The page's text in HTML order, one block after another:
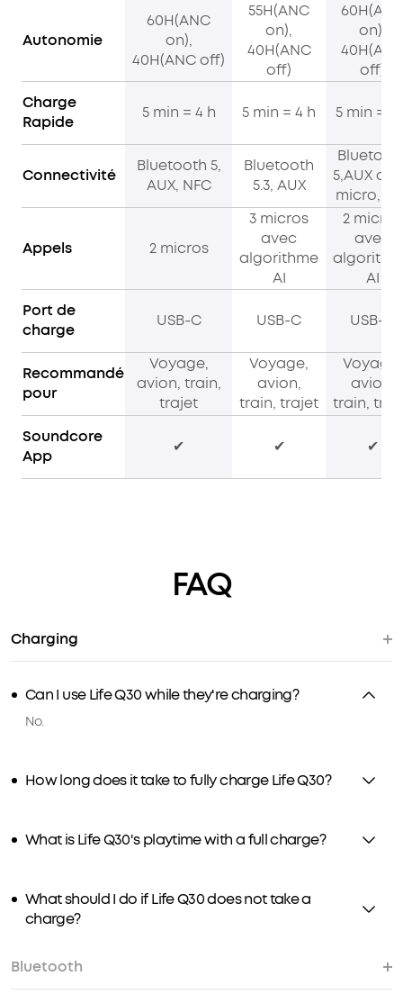
Autonomie
60H(ANC
on),
40H(ANC off)
55H(ANC
on),
40H(ANC
off)
on),
off)
Charge
Rapide
5 min = 4 h 5 min = 4 h 5 min = 4
Connectivité
Bluetooth 5,
AUX, NFC
Bluetooth
5.3, AUX
5,AUX
Appels 2 micros
3 micros
avec
algorithme
AI
2 micros
avec
AI
Port de
charge
USB-C USB-C USB-C
Recommandé
pour
Voyage,
avion, train,
trajet
Voyage,
avion,
train, trajet
Voyage,
avion,
train,
Soundcore
App
✔ ✔ ✔
FAQ
Charging
Can I use Life Q30 while they're charging?
No.
How long does it take to fully charge Life Q30?
What is Life Q30's playtime with a full charge?
What should I do if Life Q30 does not take a
charge?
Bluetooth